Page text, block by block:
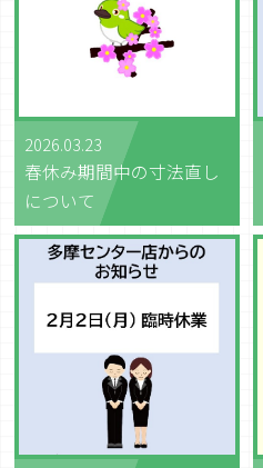
2026.03.23
春休み期間中の寸法直し
について